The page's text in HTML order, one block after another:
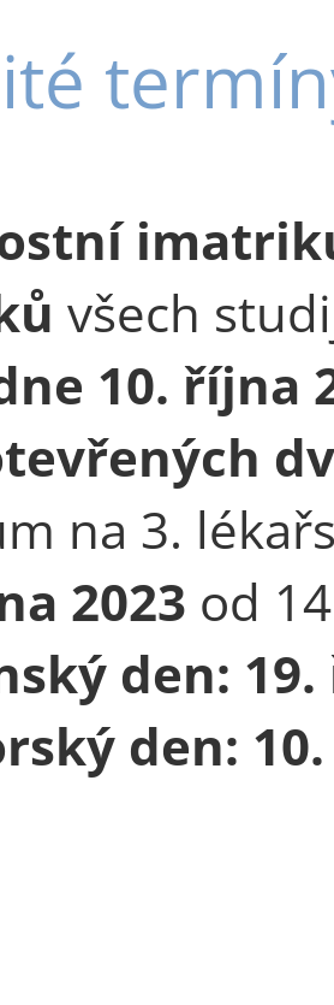
všech
10. října
na 3.
2023 od
den:
den: